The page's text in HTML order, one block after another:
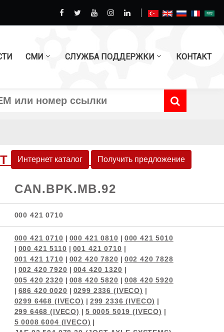
СМИ СЛУЖБА ПОДДЕРЖКИ КОНТАКТ
Интернет каталог Получить предложение
ТОРМОЗНЫХ ДИСКОВ
CAN.BPK.MB.92
000 421 0710
000 421 0710 | 000 421 0810 | 000 421 5010
| 000 421 5110 | 001 421 0710 |
001 421 1710 | 002 420 7820 | 002 420 7828
| 002 420 7920 | 004 420 1320 |
005 420 2320 | 008 420 5820 | 008 420 5920
| 686 420 0020 | 0299 2336 (IVECO) |
0299 6468 (IVECO) | 299 2336 (IVECO) |
299 6468 (IVECO) | 5 0005 5019 (IVECO) |
5 0008 6004 (IVECO) |